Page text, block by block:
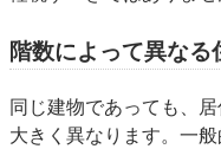
階数によって異なる
同じ建物であっても、
大きく異なります。一